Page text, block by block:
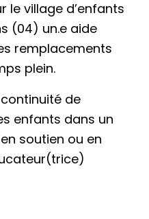
le village d’enfants
(04) un.e aide
remplacements
plein.
de
enfants dans un
soutien ou en